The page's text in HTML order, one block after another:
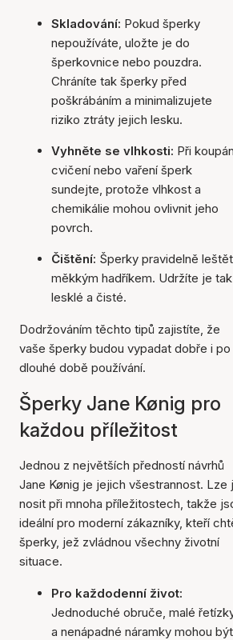
Skladování: Pokud šperky
nepoužíváte, uložte je do
šperkovnice nebo pouzdra.
Chráníte tak šperky před
poškrábáním a minimalizujete
riziko ztráty jejich lesku.
Vyhněte se vlhkosti: Při
cvičení nebo vaření šperk
sundejte, protože vlhkost a
chemikálie mohou ovlivnit jeho
povrch.
Čištění: Šperky pravidelně
měkkým hadříkem. Udržíte je tak
lesklé a čisté.
Dodržováním těchto tipů zajistíte, že
vaše šperky budou vypadat dobře i po
dlouhé době používání.
Šperky Jane Kønig pro
každou příležitost
Jednou z největších předností návrhů
Jane Kønig je jejich všestrannost. Lze
nosit při mnoha příležitostech, takže
ideální pro moderní zákazníky, kteří
šperky, jež zvládnou všechny životní
situace.
Pro každodenní život:
Jednoduché obruče, malé
a nenápadné náramky mohou být